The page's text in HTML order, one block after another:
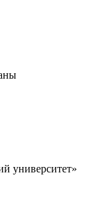
университет»